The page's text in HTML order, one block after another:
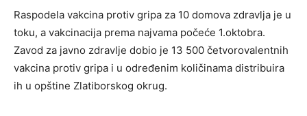
Raspodela vakcina protiv gripa za 10 domova zdravlja je u
toku, a vakcinacija prema najvama počeće 1.oktobra.
Zavod za javno zdravlje dobio je 13 500 četvorovalentnih
vakcina protiv gripa i u određenim količinama distribuira
ih u opštine Zlatiborskog okrug.